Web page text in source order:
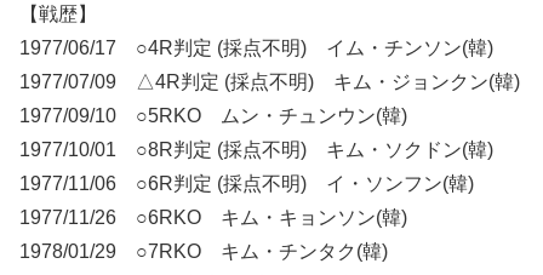
【戦歴】
1977/06/17 ○4R判定 (採点不明) イム・チンソン(韓)
1977/07/09 △4R判定 (採点不明) キム・ジョンクン(韓)
1977/09/10 ○5RKO ムン・チュンウン(韓)
1977/10/01 ○8R判定 (採点不明) キム・ソクドン(韓)
1977/11/06 ○6R判定 (採点不明) イ・ソンフン(韓)
1977/11/26 ○6RKO キム・キョンソン(韓)
1978/01/29 ○7RKO キム・チンタク(韓)